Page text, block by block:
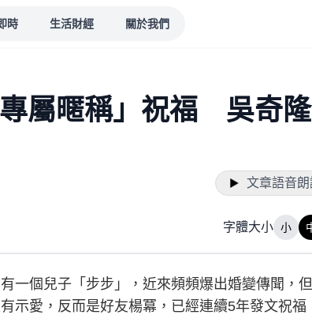
時 生活財經 關於我們
屬暱稱」祝福 吳奇
文章語音朗
字體大小 小
一個兒子「步步」，近來頻頻爆出婚變傳聞，
示愛，反而是好友楊冪，已經連續5年發文祝福